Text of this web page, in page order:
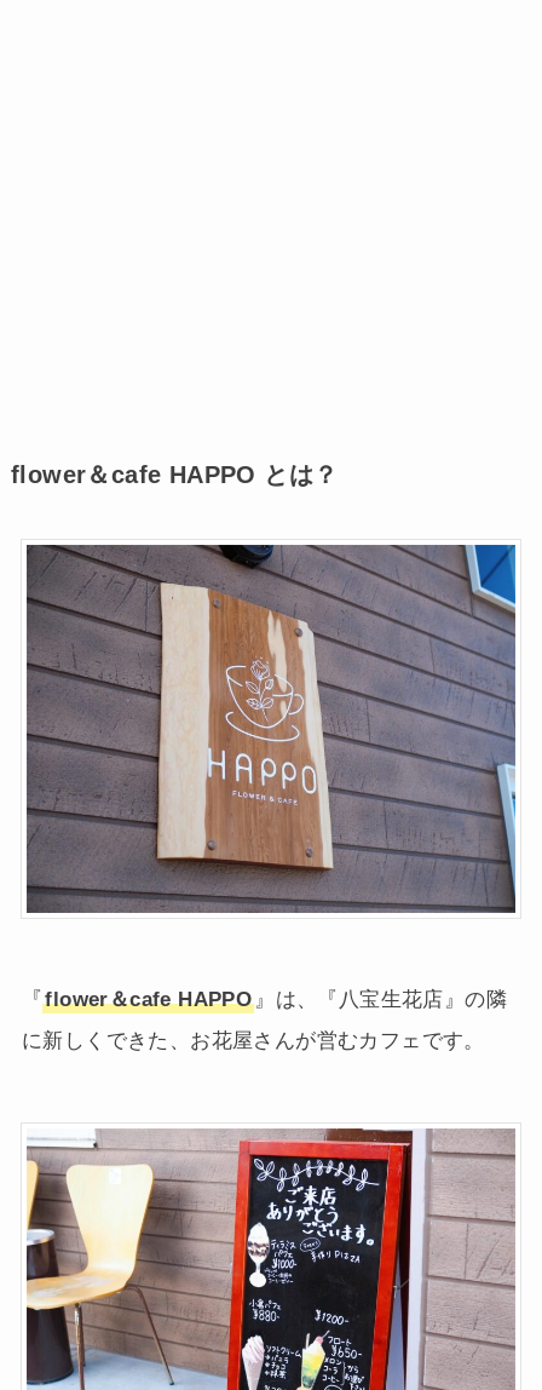
flower＆cafe HAPPO とは？
『flower＆cafe HAPPO 』は、『八宝生花店』の隣
に新しくできた、お花屋さんが営むカフェです。